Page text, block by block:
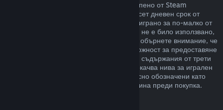
Сумата за сваляемото съдържание, закупено от Steam
магазина, се възстановява в четиринадесет дневен срок от
покупката, и ако съответното заглавие е играно за по-малко от
два часа, след транзакцията. Стига то да не е било използвано,
модифицирано или прехвърлено. Моля, обърнете внимание, че
в някои случаи Steam няма да има възможност за предоставяне
на възстановявания при някои сваляеми съдържания от трети
страни (например, ако то необратимо покачва нива за игрален
персонаж). Тези изключения ще бъдат ясно обозначени като
невъзстановими на страницата им магазина преди покупка.